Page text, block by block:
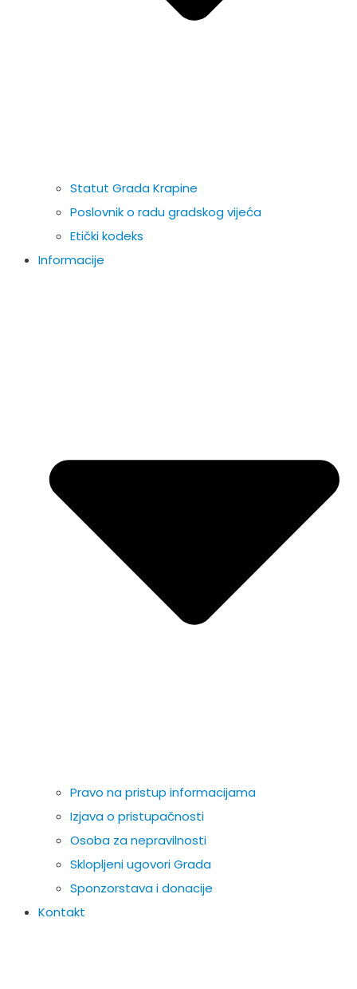
Statut Grada Krapine
Poslovnik o radu gradskog vijeća
Etički kodeks
Informacije
Pravo na pristup informacijama
Izjava o pristupačnosti
Osoba za nepravilnosti
Sklopljeni ugovori Grada
Sponzorstava i donacije
Kontakt